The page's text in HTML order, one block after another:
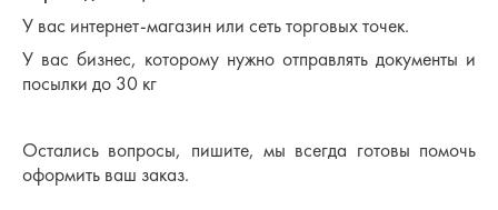
У вас интернет-магазин или сеть торговых точек.
У вас бизнес, которому нужно отправлять документы и
посылки до 30 кг
Остались вопросы, пишите, мы всегда готовы помочь
оформить ваш заказ.